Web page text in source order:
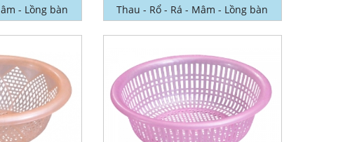
- Lồng bàn Thau - Rổ - Rá - Mâm - Lồng bàn